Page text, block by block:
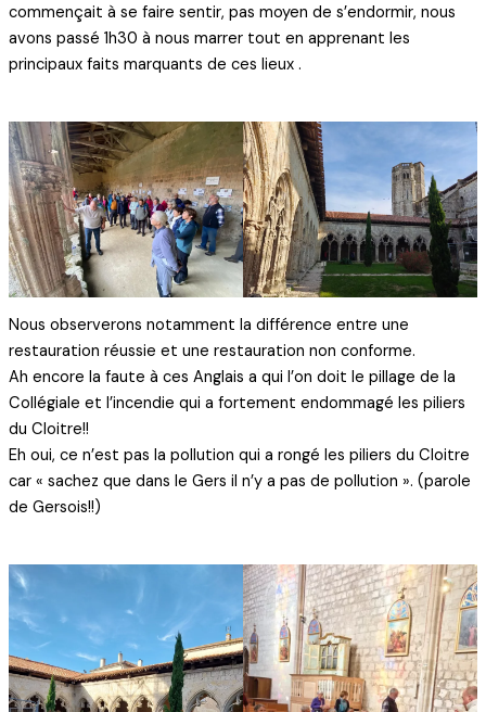
commençait à se faire sentir, pas moyen de s’endormir, nous
avons passé 1h30 à nous marrer tout en apprenant les
principaux faits marquants de ces lieux .
Nous observerons notamment la différence entre une
restauration réussie et une restauration non conforme.
Ah encore la faute à ces Anglais a qui l’on doit le pillage de la
Collégiale et l’incendie qui a fortement endommagé les piliers
du Cloitre!!
Eh oui, ce n’est pas la pollution qui a rongé les piliers du Cloitre
car « sachez que dans le Gers il n’y a pas de pollution ». (parole
de Gersois!!)